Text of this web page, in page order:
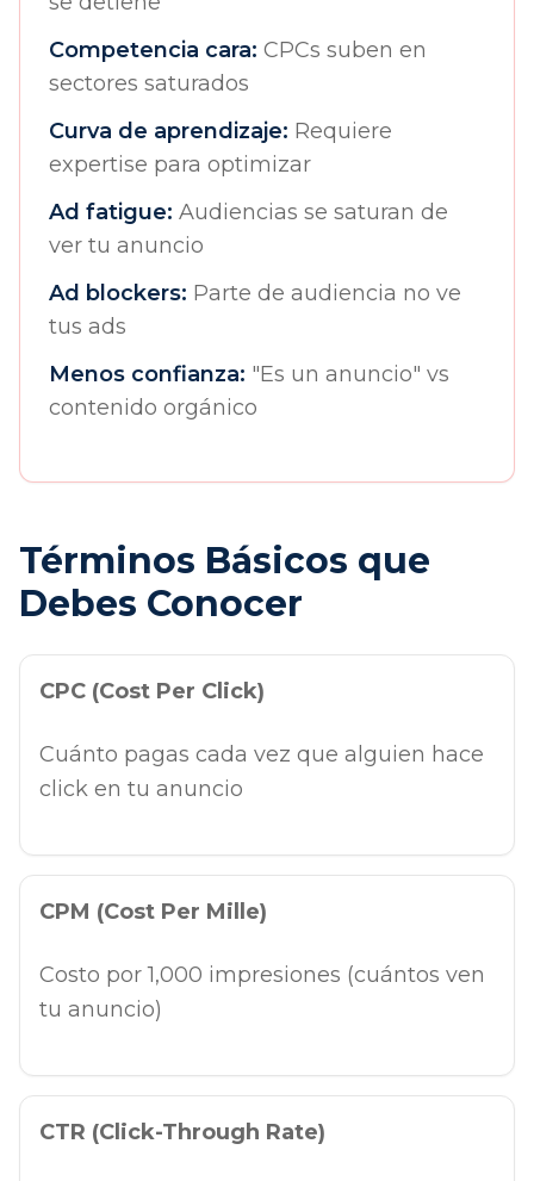
Competencia cara: CPCs suben en
sectores saturados
Curva de aprendizaje: Requiere
expertise para optimizar
Ad fatigue: Audiencias se saturan de
ver tu anuncio
Ad blockers: Parte de audiencia no ve
tus ads
Menos confianza: "Es un anuncio" vs
contenido orgánico
Términos Básicos que
Debes Conocer
CPC (Cost Per Click)
Cuánto pagas cada vez que alguien hace
click en tu anuncio
CPM (Cost Per Mille)
Costo por 1,000 impresiones (cuántos ven
tu anuncio)
CTR (Click-Through Rate)